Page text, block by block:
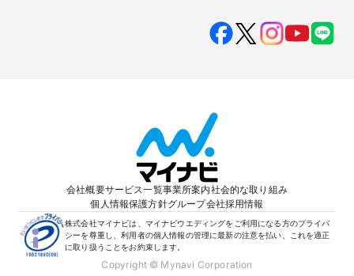
会社概要サービス一覧事業所案内社会的な取り組み
個人情報保護方針グループ会社採用情報
株式会社マイナビは、マイナビウエディングをご利用になる方のプライバ
シーを尊重し、利用者の個人情報の管理に最新の注意を払い、これを適正
に取り扱うことをお約束します。
Copyright © Mynavi Corporation